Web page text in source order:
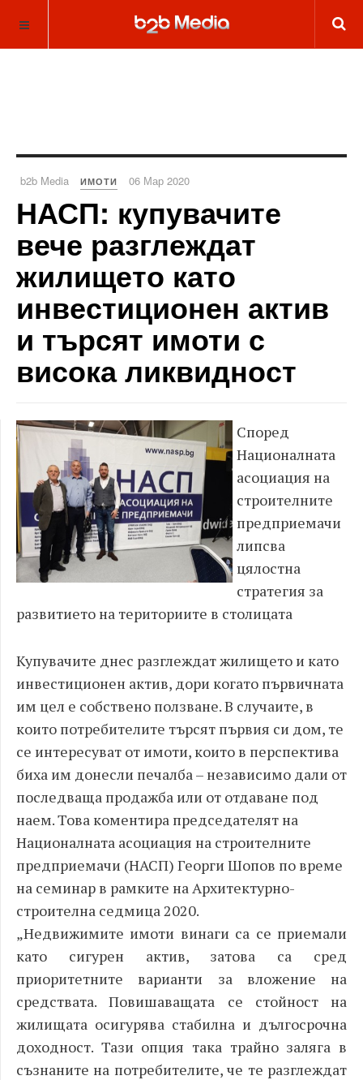
b2b Media ИМОТИ 06 Мар 2020
НАСП: купувачите
вече разглеждат
жилището като
инвестиционен актив
и търсят имоти с
висока ликвидност
Според
Националната
асоциация на
строителните
предприемачи
липсва
цялостна
стратегия за
развитието на териториите в столицата
Купувачите днес разглеждат жилището и като
инвестиционен актив, дори когато първичната
им цел е собствено ползване. В случаите, в
които потребителите търсят първия си дом, те
се интересуват от имоти, които в перспектива
биха им донесли печалба – независимо дали от
последваща продажба или от отдаване под
наем. Това коментира председателят на
Националната асоциация на строителните
предприемачи (НАСП) Георги Шопов по време
на семинар в рамките на Архитектурно-
строителна седмица 2020.
„Недвижимите имоти винаги са се приемали
като сигурен актив, затова са сред
приоритетните варианти за вложение на
средствата. Повишаващата се стойност на
жилищата осигурява стабилна и дългосрочна
доходност. Тази опция така трайно заляга в
съзнаните на потребителите, че те разглеждат